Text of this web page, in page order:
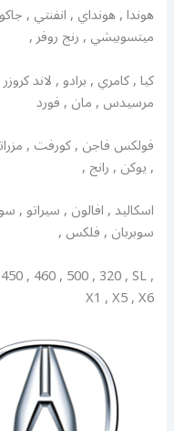
هوندا , هونداي , انفنتي ,
ميتسوبيشي , رنج روفر ,
كيا , كامري , برادو , لاند
مرسيدس , مان , فورد
فولكس فاجن , كورفت ,
, يوكن , رانج ,
اسكاليد , افالون , سيراتو ,
سوبربان , فلكس ,
, 460 , 500 , 320 , SL ,
X1 , X5 , X6